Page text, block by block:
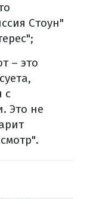
Стоун"
– это
с
Это не